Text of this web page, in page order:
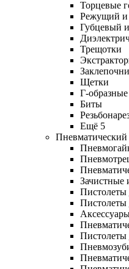
Торцевые
Режущий и
Губцевый
Трещотки
Щетки
Г-
Биты
Ещё 5
Пневматический
Пистолеты
Пистолеты
Пистолеты